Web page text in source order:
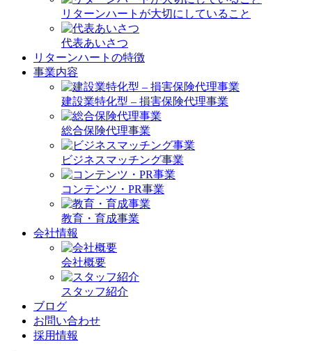
リターンハートが大切にしていること
代表あいさつ
リターンハートの特徴
事業内容
建設業特化型 – 損害保険代理事業
総合保険代理事業
ビジネスマッチング事業
コンテンツ・PR事業
教育・育成事業
会社情報
会社概要
スタッフ紹介
ブログ
お問い合わせ
採用情報